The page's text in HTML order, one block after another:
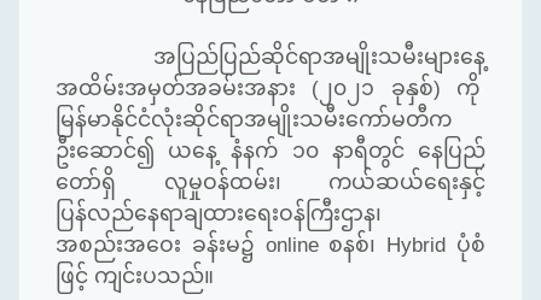
အပြည်ပြည်ဆိုင်ရာအမျိုးသမီးများနေ့
အထိမ်းအမှတ်အခမ်းအနား (၂၀၂၁ ခုနှစ်) ကို
မြန်မာနိုင်ငံလုံးဆိုင်ရာအမျိုးသမီးကော်မတီက
ဦးဆောင်၍ ယနေ့ နံနက် ၁၀ နာရီတွင် နေပြည်
တော်ရှိ လူမှုဝန်ထမ်း၊ ကယ်ဆယ်ရေးနှင့်
ပြန်လည်နေရာချထားရေးဝန်ကြီးဌာန၊
အစည်းအဝေး ခန်းမ၌ online စနစ်၊ Hybrid ပုံစံ
ဖြင့် ကျင်းပသည်။